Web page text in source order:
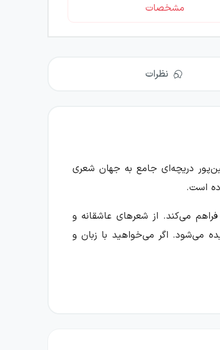
مشخصات
نظرات
دریچه‌ای جامع به جهان شعری
است.
می‌کند. از شعرهای عاشقانه و
می‌شود. اگر می‌خواهید با زبان و